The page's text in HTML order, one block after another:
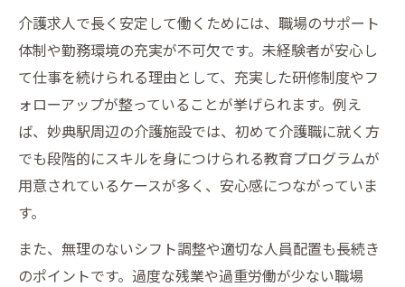
介護求人で長く安定して働くためには、職場のサポート
体制や勤務環境の充実が不可欠です。未経験者が安心し
て仕事を続けられる理由として、充実した研修制度やフ
ォローアップが整っていることが挙げられます。例え
ば、妙典駅周辺の介護施設では、初めて介護職に就く方
でも段階的にスキルを身につけられる教育プログラムが
用意されているケースが多く、安心感につながっていま
す。
また、無理のないシフト調整や適切な人員配置も長続き
のポイントです。過度な残業や過重労働が少ない職場